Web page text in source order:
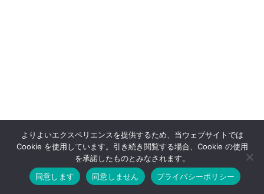
ホーム お問い合わせ
よりよいエクスペリエンスを提供するため、当ウェブサイトでは
Cookie を使用しています。引き続き閲覧する場合、Cookie の使用
を承諾したものとみなされます。
同意します
同意しません プライバシーポリシー